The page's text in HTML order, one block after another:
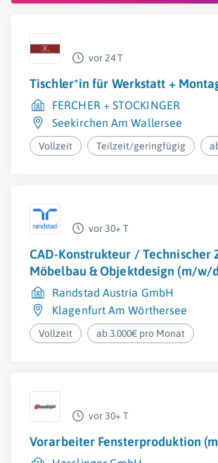
vor 24 T
Tischler*in für Werkstatt +
FERCHER + STOCKINGER
Seekirchen Am Wallersee
Vollzeit Teilzeit/geringfügig
vor 30+ T
CAD-Konstrukteur / Technischer
Möbelbau & Objektdesign (m/w/
Randstad Austria GmbH
Klagenfurt Am Wörthersee
Vollzeit ab 3.000€ pro Monat
vor 30+ T
Vorarbeiter Fensterproduktion